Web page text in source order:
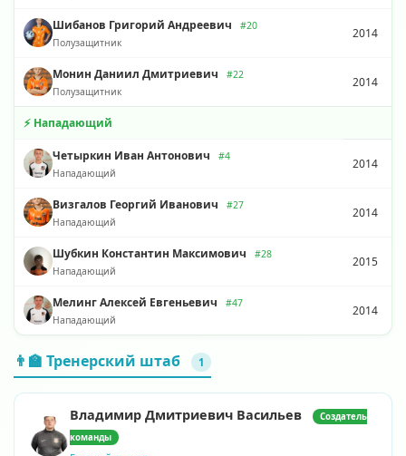
Шибанов Григорий Андреевич
#20
Полузащитник
2014
Монин Даниил Дмитриевич
#22
Полузащитник
2014
⚡ Нападающий
Четыркин Иван Антонович
#4
Нападающий
2014
Визгалов Георгий Иванович
#27
Нападающий
2014
Шубкин Константин Максимович
#28
Нападающий
2015
Мелинг Алексей Евгеньевич
#47
Нападающий
2014
👨‍🏫 Тренерский штаб 1
Владимир Дмитриевич Васильев
Создатель
команды